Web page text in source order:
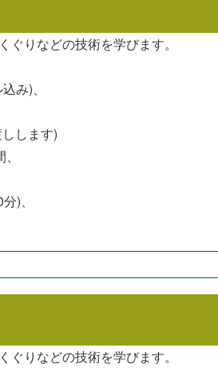
ぐりなどの技術を学びます。
み)、
します)
)、
ぐりなどの技術を学びます。